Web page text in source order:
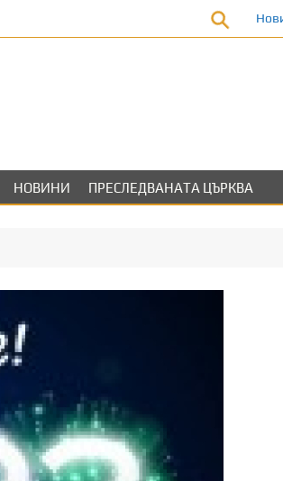
НОВИНИ ПРЕСЛЕДВАНАТА ЦЪРКВА